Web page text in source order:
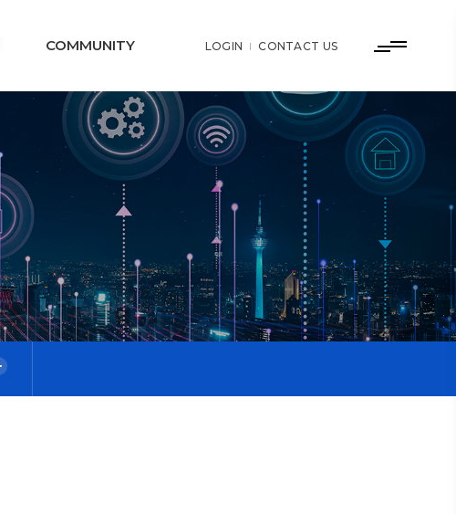
COMMUNITY LOGIN CONTACT US